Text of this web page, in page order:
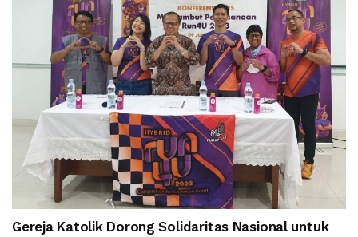
Gereja Katolik Dorong Solidaritas Nasional untuk